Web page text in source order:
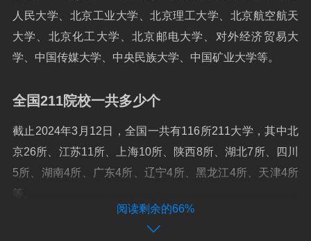
人民大学、北京工业大学、北京理工大学、北京航空航天
大学、北京化工大学、北京邮电大学、对外经济贸易大
学、中国传媒大学、中央民族大学、中国矿业大学等。
全国211院校一共多少个
截止2024年3月12日，全国一共有116所211大学，其中北
京26所、江苏11所、上海10所、陕西8所、湖北7所、四川
5所、湖南4所、广东4所、辽宁4所、黑龙江4所、天津4所
等。
根据查询中国教育在线网显示：全国211大学共有116所，
阅读剩余的66%